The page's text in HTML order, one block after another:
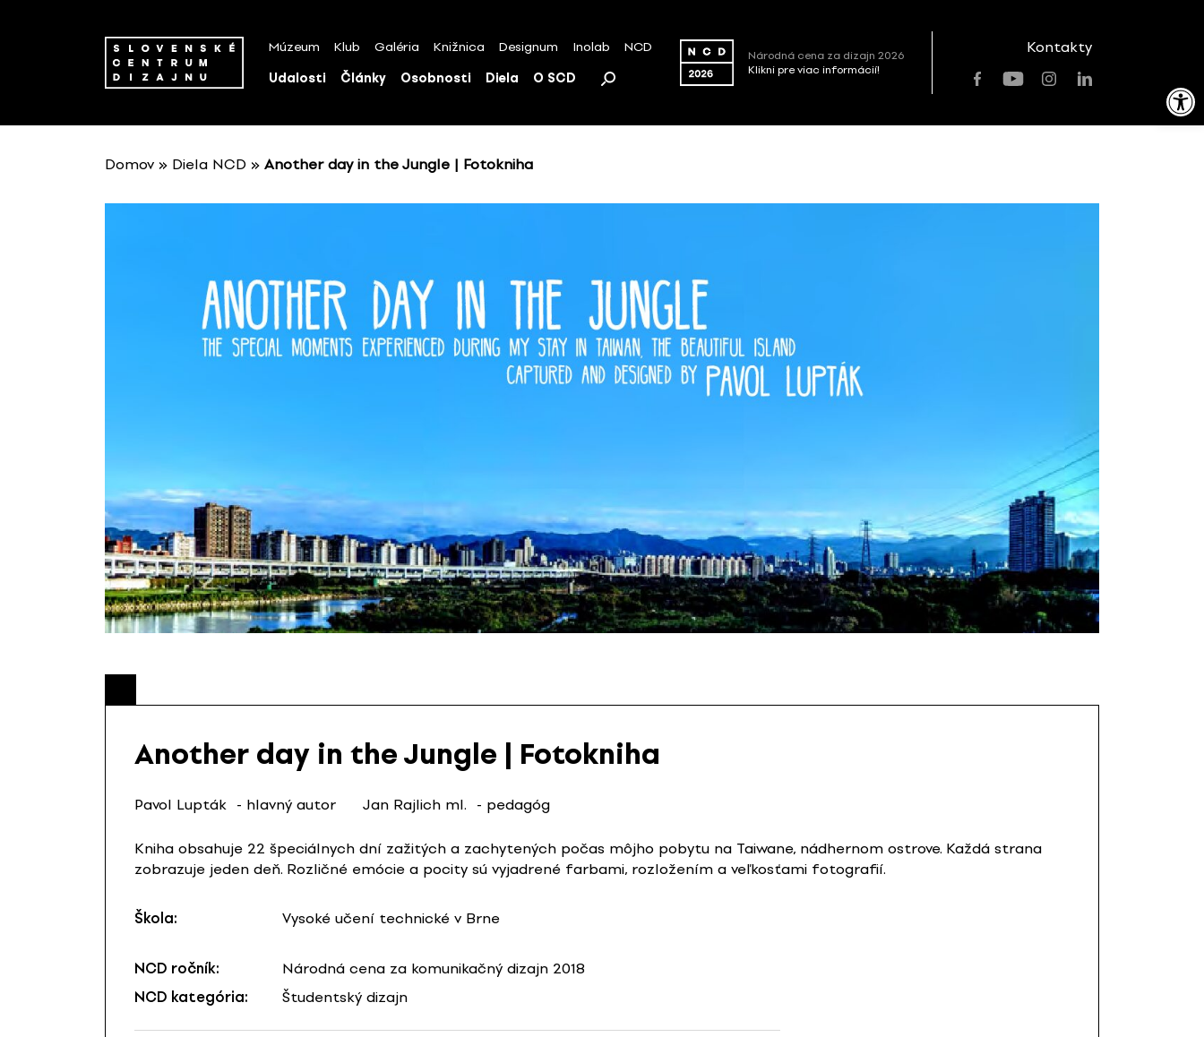
Open toolbar
Múzeum Klub Galéria Knižnica Designum Inolab NCD
Udalosti Články Osobnosti Diela O SCD
Národná cena za dizajn 2026
Klikni pre viac informácií!
Kontakty
Domov » Diela NCD » Another day in the Jungle | Fotokniha
Another day in the Jungle | Fotokniha
Pavol Lupták - hlavný autor Jan Rajlich ml. - pedagóg
Kniha obsahuje 22 špeciálnych dní zažitých a zachytených počas môjho pobytu na Taiwane, nádhernom ostrove. Každá strana
zobrazuje jeden deň. Rozličné emócie a pocity sú vyjadrené farbami, rozložením a veľkosťami fotografií.
Škola: Vysoké učení technické v Brne
NCD ročník:
Národná cena za komunikačný dizajn 2018
NCD kategória:
Študentský dizajn